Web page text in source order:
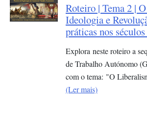
Roteiro | Tema 2 |
Ideologia e
práticas nos
Explora neste roteiro a
de Trabalho Autónomo
com o tema: "O
(Ler mais)